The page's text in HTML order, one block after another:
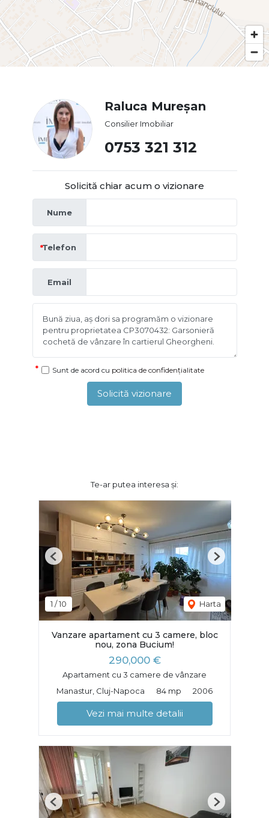
Raluca Mureșan
Consilier Imobiliar
0753 321 312
Solicită chiar acum o vizionare
Nume
Telefon
Email
Sunt de acord cu politica de confidențialitate
Solicită vizionare
Te-ar putea interesa și:
1 /10 Harta
Previous Next
Vanzare apartament cu 3 camere, bloc
nou, zona Bucium!
290,000 €
Apartament cu 3 camere de vânzare
Manastur, Cluj-Napoca
84 mp 2006
Vezi mai multe detalii
Previous Next